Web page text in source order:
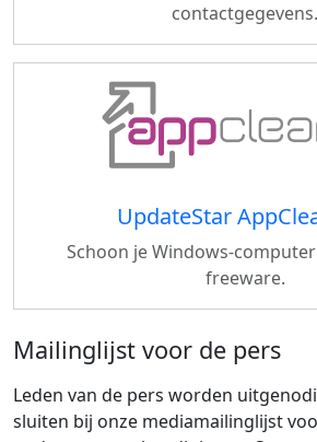
contactgegevens.
UpdateStar
Schoon je Windows-
freeware.
Mailinglijst voor de pers
Leden van de pers worden
sluiten bij onze mediamailinglijst